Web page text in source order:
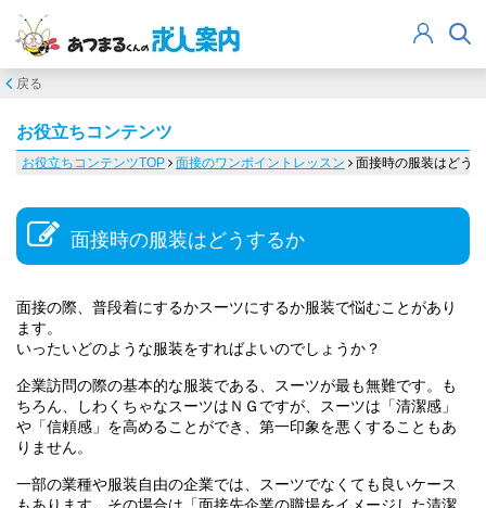
戻る
お役立ちコンテンツ
お役立ちコンテンツTOP 面接のワンポイントレッスン 面接時の服装はどう
面接時の服装はどうするか
面接の際、普段着にするかスーツにするか服装で悩むことがあり
ます。
いったいどのような服装をすればよいのでしょうか？
企業訪問の際の基本的な服装である、スーツが最も無難です。も
ちろん、しわくちゃなスーツはＮＧですが、スーツは「清潔感」
や「信頼感」を高めることができ、第一印象を悪くすることもあ
りません。
一部の業種や服装自由の企業では、スーツでなくても良いケース